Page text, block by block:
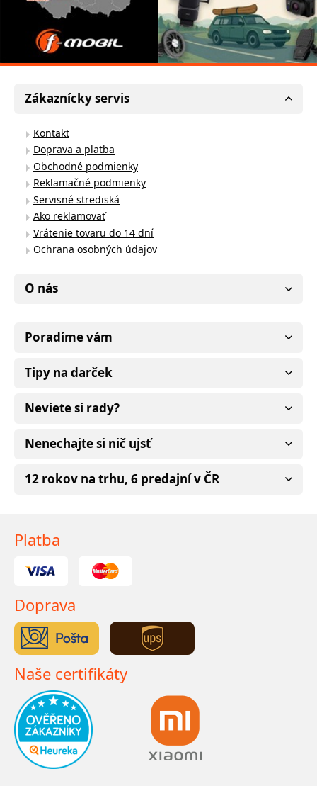
Zákaznícky servis
Kontakt
Doprava a platba
Obchodné podmienky
Reklamačné podmienky
Servisné strediská
Ako reklamovať
Vrátenie tovaru do 14 dní
Ochrana osobných údajov
O nás
Poradíme vám
Tipy na darček
Neviete si rady?
Nenechajte si nič ujsť
12 rokov na trhu, 6 predajní v ČR
Platba
Doprava
Naše certifikáty